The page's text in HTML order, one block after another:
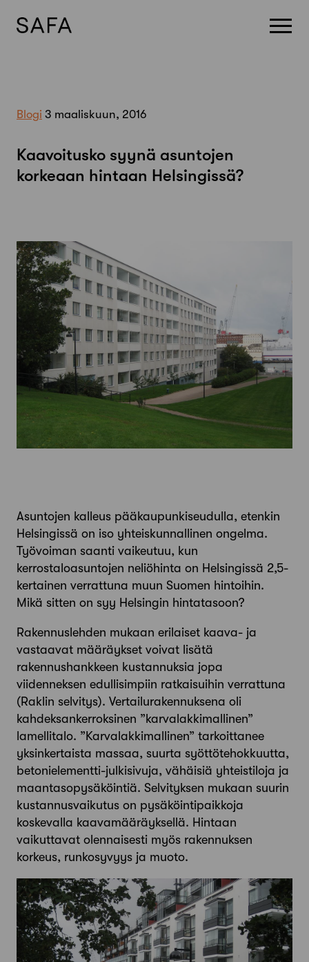
Blogi 3 maaliskuun, 2016
Kaavoitusko syynä asuntojen
korkeaan hintaan Helsingissä?
Asuntojen kalleus pääkaupunkiseudulla, etenkin
Helsingissä on iso yhteiskunnallinen ongelma.
Työvoiman saanti vaikeutuu, kun
kerrostaloasuntojen neliöhinta on Helsingissä 2,5-
kertainen verrattuna muun Suomen hintoihin.
Mikä sitten on syy Helsingin hintatasoon?
Rakennuslehden mukaan erilaiset kaava- ja
vastaavat määräykset voivat lisätä
rakennushankkeen kustannuksia jopa
viidenneksen edullisimpiin ratkaisuihin verrattuna
(Raklin selvitys). Vertailurakennuksena oli
kahdeksankerroksinen ”karvalakkimallinen”
lamellitalo. ”Karvalakkimallinen” tarkoittanee
yksinkertaista massaa, suurta syöttötehokkuutta,
betonielementti-julkisivuja, vähäisiä yhteistiloja ja
maantasopysäköintiä. Selvityksen mukaan suurin
kustannusvaikutus on pysäköintipaikkoja
koskevalla kaavamääräyksellä. Hintaan
vaikuttavat olennaisesti myös rakennuksen
korkeus, runkosyvyys ja muoto.